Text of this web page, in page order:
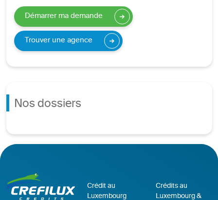
Démarrer ma demande
Trouver une agence
Nos dossiers
Crédit au
Luxembourg
Crédits au
Luxembourg &